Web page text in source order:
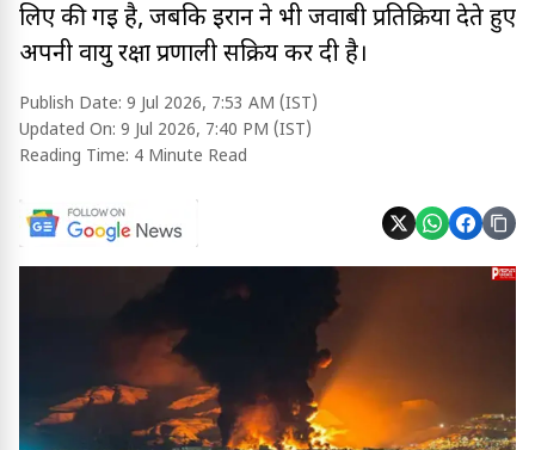
लिए की गई है, जबकि ईरान ने भी जवाबी प्रतिक्रिया देते हुए
अपनी वायु रक्षा प्रणाली सक्रिय कर दी है।
Publish Date: 9 Jul 2026, 7:53 AM (IST)
Updated On: 9 Jul 2026, 7:40 PM (IST)
Reading Time: 4 Minute Read